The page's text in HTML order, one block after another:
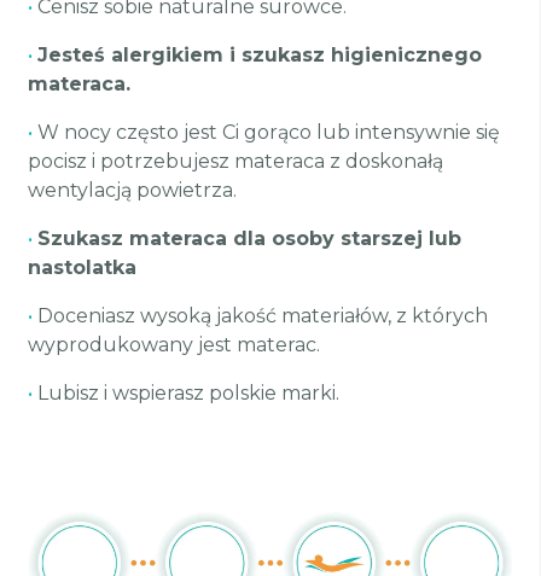
• Cenisz sobie naturalne surowce.
• Jesteś alergikiem i szukasz higienicznego
materaca.
• W nocy często jest Ci gorąco lub intensywnie się
pocisz i potrzebujesz materaca z doskonałą
wentylacją powietrza.
• Szukasz materaca dla osoby starszej lub
nastolatka
• Doceniasz wysoką jakość materiałów, z których
wyprodukowany jest materac.
• Lubisz i wspierasz polskie marki.